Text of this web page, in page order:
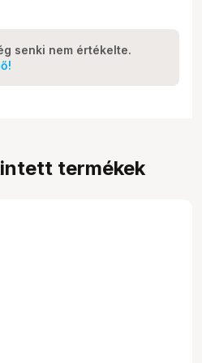
senki nem értékelte.
termékek